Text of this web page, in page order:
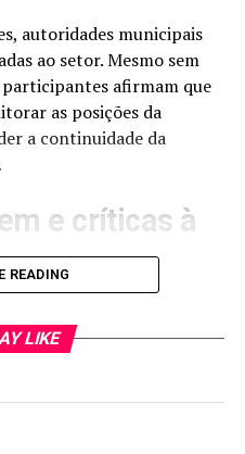
autoridades municipais
ao setor. Mesmo sem
participantes afirmam que
as posições da
a continuidade da
e críticas à
cumpra a declaração
READING
LIKE